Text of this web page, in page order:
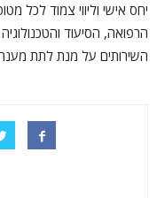
יחס אישי וליווי צמוד לכל
הרפואה, הסיעוד
השירותים על מנת לתת מענה